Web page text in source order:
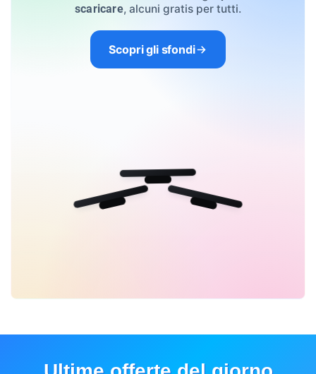
scaricare, alcuni gratis per tutti.
Scopri gli sfondi